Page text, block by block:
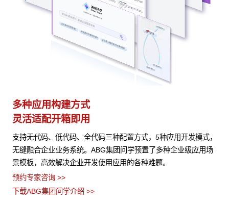
多种应用构建方式
灵活适配开箱即用
支持无代码、低代码、全代码三种配置方式，5种应用开发模式，
无缝融合企业业务系统。ABG集团问学预置了多种企业级应用场
景模板，高效解决企业开发使用应用的各种难题。
预约专家咨询 >>
下载ABG集团问学介绍 >>